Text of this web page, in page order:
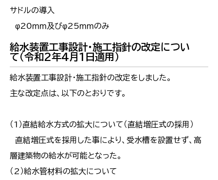
サドルの導入
φ20ｍｍ及びφ25ｍｍのみ
給水装置工事設計・施工指針の改定につい
て（令和2年4月1日適用）
給水装置工事設計・施工指針の改定をしました。
主な改定点は、以下のとおりです。
（1）直結給水方式の拡大について（直結増圧式の採用）
直結増圧式を採用した事により、受水槽を設置せず、高
層建築物の給水が可能となった。
（2）給水管材料の拡大について